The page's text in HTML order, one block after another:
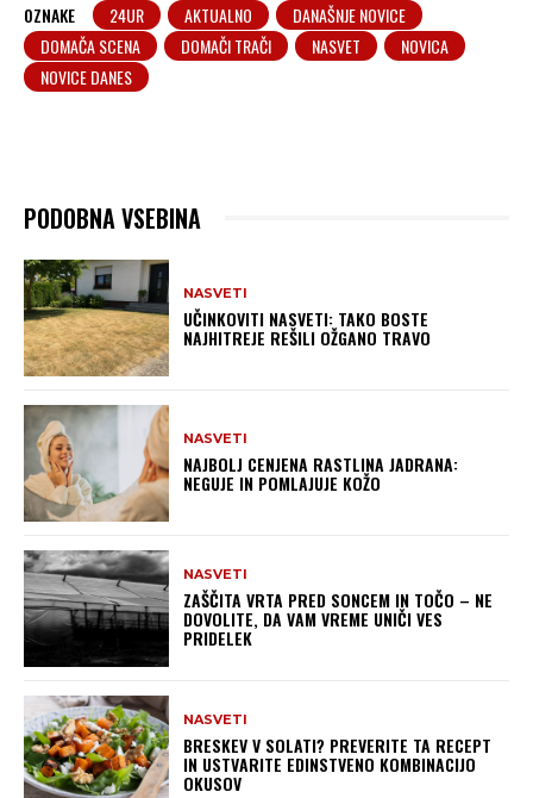
OZNAKE 24UR AKTUALNO
DANAŠNJE NOVICE
DOMAČA SCENA
DOMAČI TRAČI NASVET
NOVICA
NOVICE DANES
PODOBNA VSEBINA
NASVETI
UČINKOVITI NASVETI: TAKO BOSTE
NAJHITREJE REŠILI OŽGANO TRAVO
NASVETI
NAJBOLJ CENJENA RASTLINA JADRANA:
NEGUJE IN POMLAJUJE KOŽO
NASVETI
ZAŠČITA VRTA PRED SONCEM IN TOČO – NE
DOVOLITE, DA VAM VREME UNIČI VES
PRIDELEK
NASVETI
BRESKEV V SOLATI? PREVERITE TA RECEPT
IN USTVARITE EDINSTVENO KOMBINACIJO
OKUSOV